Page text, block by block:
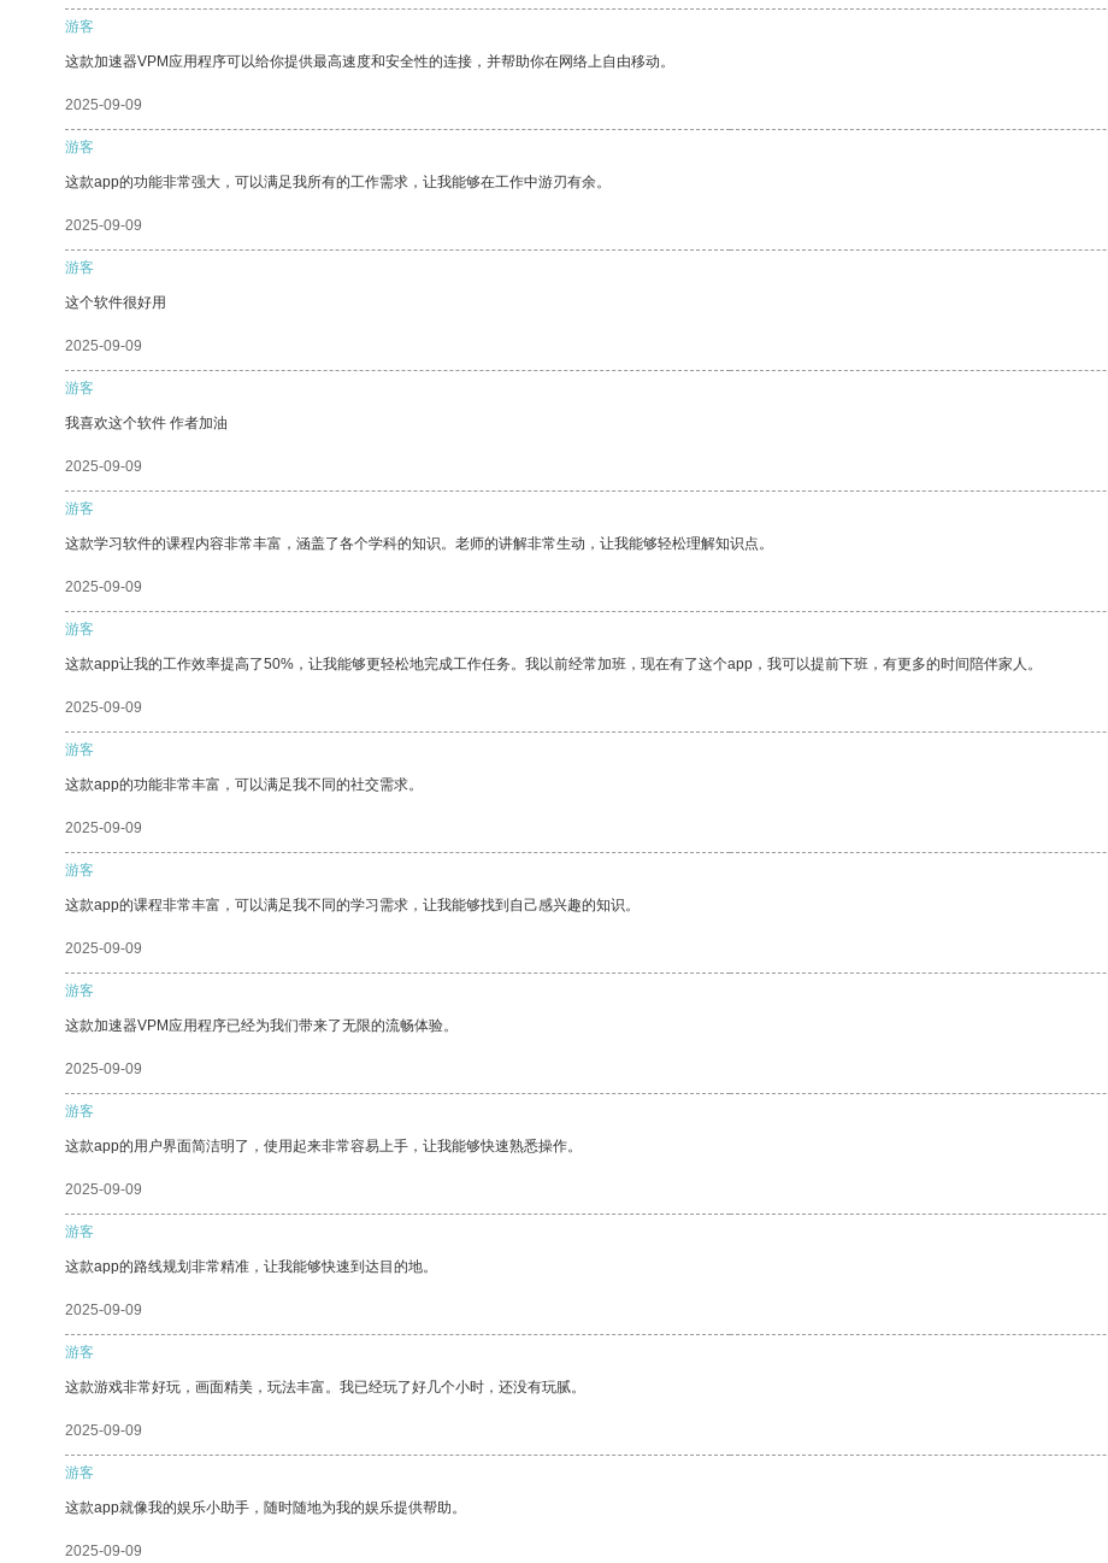
游客
这款加速器VPM应用程序可以给你提供最高速度和安全性的连接，并帮助你在网络上自由移动。
2025-09-09
游客
这款app的功能非常强大，可以满足我所有的工作需求，让我能够在工作中游刃有余。
2025-09-09
游客
这个软件很好用
2025-09-09
游客
我喜欢这个软件 作者加油
2025-09-09
游客
这款学习软件的课程内容非常丰富，涵盖了各个学科的知识。老师的讲解非常生动，让我能够轻松理解知识点。
2025-09-09
游客
这款app让我的工作效率提高了50%，让我能够更轻松地完成工作任务。我以前经常加班，现在有了这个app，我可以提前下班，有更多的时间陪伴家人。
2025-09-09
游客
这款app的功能非常丰富，可以满足我不同的社交需求。
2025-09-09
游客
这款app的课程非常丰富，可以满足我不同的学习需求，让我能够找到自己感兴趣的知识。
2025-09-09
游客
这款加速器VPM应用程序已经为我们带来了无限的流畅体验。
2025-09-09
游客
这款app的用户界面简洁明了，使用起来非常容易上手，让我能够快速熟悉操作。
2025-09-09
游客
这款app的路线规划非常精准，让我能够快速到达目的地。
2025-09-09
游客
这款游戏非常好玩，画面精美，玩法丰富。我已经玩了好几个小时，还没有玩腻。
2025-09-09
游客
这款app就像我的娱乐小助手，随时随地为我的娱乐提供帮助。
2025-09-09